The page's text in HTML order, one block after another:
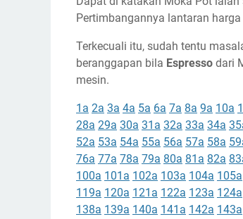
Pertimbangannya lantaran
Terkecuali itu, sudah tentu
beranggapan bila Espresso dari
mesin.
1a 2a 3a 4a 5a 6a 7a 8a 9a 10a
28a 29a 30a 31a 32a 33a 34a
52a 53a 54a 55a 56a 57a 58a
76a 77a 78a 79a 80a 81a 82a
100a 101a 102a 103a 104a 105a
119a 120a 121a 122a 123a 124a
138a 139a 140a 141a 142a 143a